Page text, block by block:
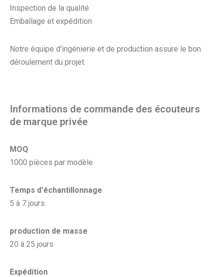
Inspection de la qualité
Emballage et expédition
Notre équipe d'ingénierie et de production assure le bon
déroulement du projet.
Informations de commande des écouteurs
de marque privée
MOQ
1000 pièces par modèle
Temps d'échantillonnage
5 à 7 jours
production de masse
20 à 25 jours
Expédition